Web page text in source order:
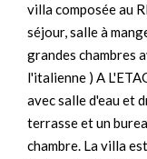
villa composée au
séjour, salle à
grandes chambres
l'italienne ) A
avec salle d'eau et
terrasse et un
chambre. La villa